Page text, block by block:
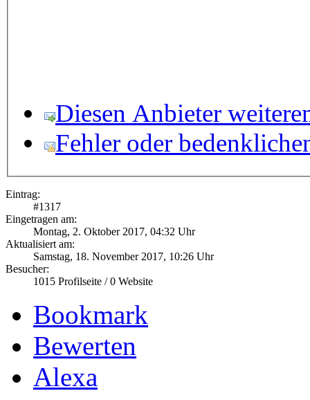
Diesen Anbieter
Fehler oder
Eintrag:
#1317
Eingetragen am:
Montag, 2. Oktober 2017, 04:32 Uhr
Aktualisiert am:
Samstag, 18. November 2017, 10:26 Uhr
Besucher:
1015 Profilseite /0 Website
Bookmark
Bewerten
Alexa